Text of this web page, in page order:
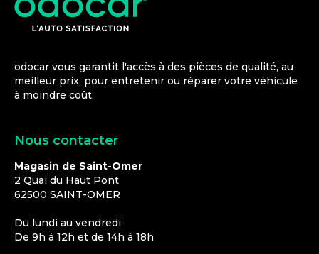
odocar vous garantit l'accès à des pièces de qualité, au
meilleur prix, pour entretenir ou réparer votre véhicule
à moindre coût.
Nous contacter
Magasin de Saint-Omer
2 Quai du Haut Pont
62500 SAINT-OMER
Du lundi au vendredi
De 9h à 12h et de 14h à 18h